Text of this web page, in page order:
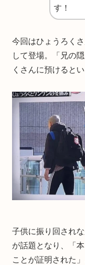
す！
今回はひょうろく
して登場。「兄の
くさんに預けると
子供に振り回され
が話題となり、「
ことが証明された